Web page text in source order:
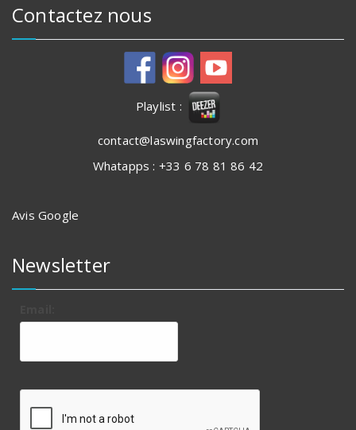
Contactez nous
Playlist :
contact@laswingfactory.com
Whatapps : +33 6 78 81 86 42
Avis Google
Newsletter